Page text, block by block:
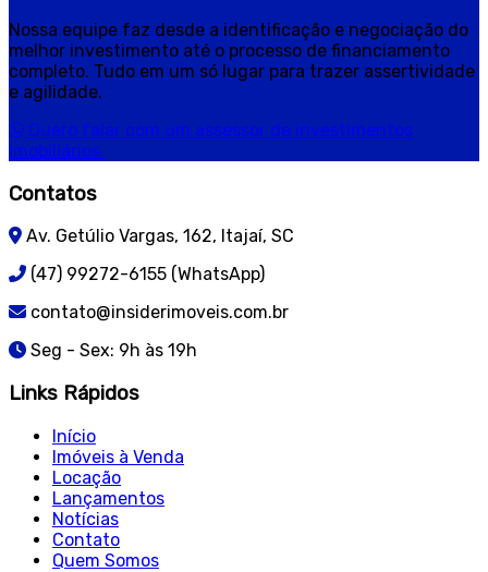
Nossa equipe faz desde a identificação e negociação do
melhor investimento até o processo de financiamento
completo. Tudo em um só lugar para trazer assertividade
e agilidade.
Quero falar com um assessor de investimentos
imobiliários.
Contatos
Av. Getúlio Vargas, 162, Itajaí, SC
(47) 99272-6155 (WhatsApp)
contato@insiderimoveis.com.br
Seg - Sex: 9h às 19h
Links Rápidos
Início
Imóveis à Venda
Locação
Lançamentos
Notícias
Contato
Quem Somos